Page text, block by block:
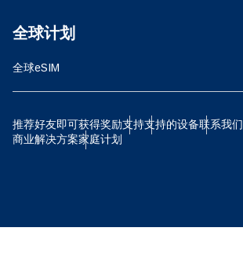
全球计划
全球eSIM
推荐好友即可获得奖励支持支持的设备联系我们
商业解决方案家庭计划